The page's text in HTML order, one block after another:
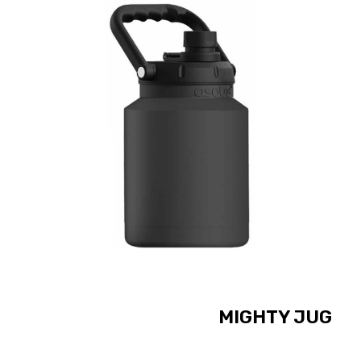
MIGHTY JUG